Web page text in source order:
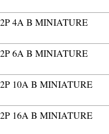
4A B MINIATURE
6A B MINIATURE
10A B MINIATURE
16A B MINIATURE